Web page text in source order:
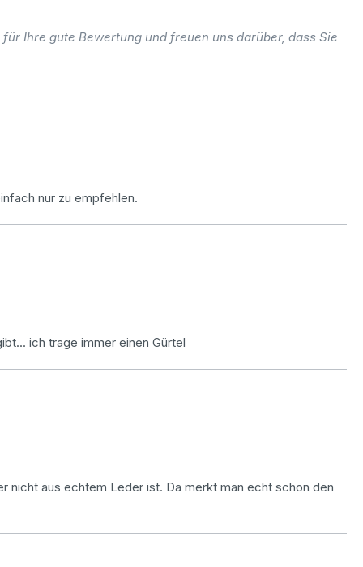
Ihre gute Bewertung und freuen uns darüber, dass Sie
nur zu empfehlen.
ich trage immer einen Gürtel
nicht aus echtem Leder ist. Da merkt man echt schon den